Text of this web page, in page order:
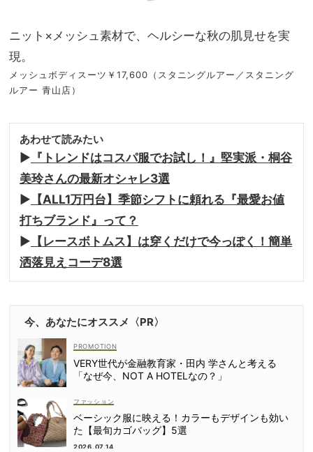
ニット×メッシュ素材で、ヘルシーな秋の肌見せを実
現。
メッシュボディスーツ￥17,600（スタニングルアー／スタニング
ルアー 青山店）
あわせて読みたい
▶︎ 『トレンドはコスパ服でお試し！』堅実派・桐谷
美玲さんの最新オシャレ3選
▶︎ 【ALL1万円台】季節シフトに頼れる『最愛お値
打ちブランド』って？
▶︎ 【レースボトムス】は穿くだけで今っぽく！簡単
洒落見えコーデ8選
今、あなたにオススメ〈PR〉
VERY世代が金融教育家・田内 学さんと考える
「なぜ今、NOT A HOTELなの？」
ファッション
ベーシック服に映える！カラーもデザインも効い
た【最旬カゴバッグ】5選
2026.07.14